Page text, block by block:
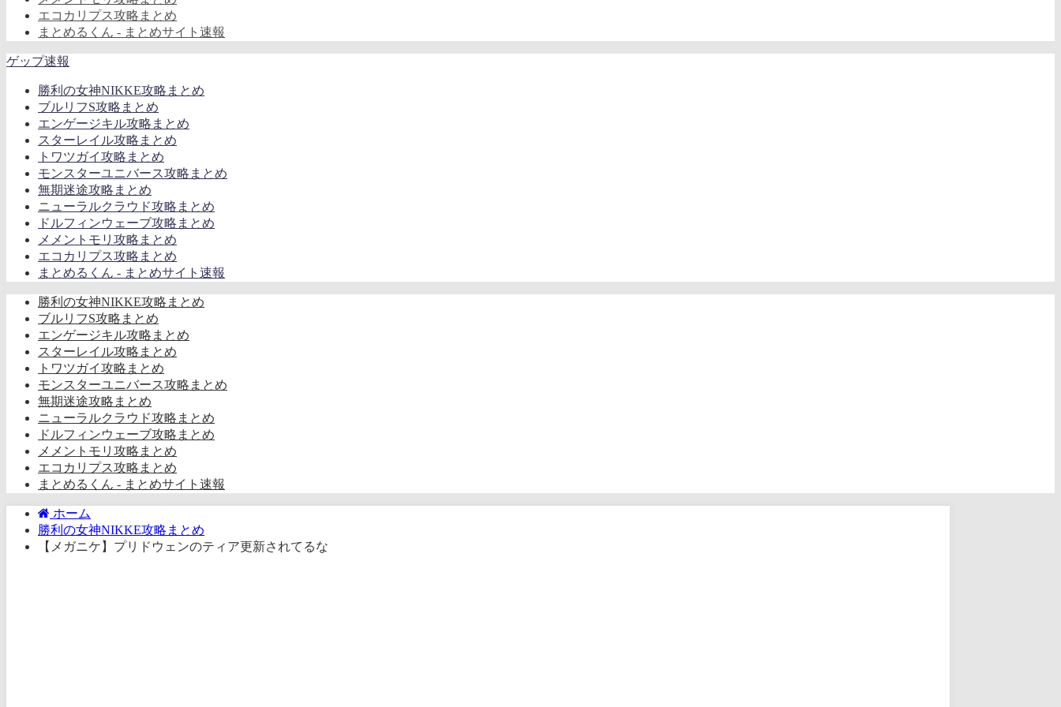
エコカリプス攻略まとめ
まとめるくん - まとめサイト速報
ゲップ速報
勝利の女神NIKKE攻略まとめ
ブルリフS攻略まとめ
エンゲージキル攻略まとめ
スターレイル攻略まとめ
トワツガイ攻略まとめ
モンスターユニバース攻略まとめ
無期迷途攻略まとめ
ニューラルクラウド攻略まとめ
ドルフィンウェーブ攻略まとめ
メメントモリ攻略まとめ
エコカリプス攻略まとめ
まとめるくん - まとめサイト速報
勝利の女神NIKKE攻略まとめ
ブルリフS攻略まとめ
エンゲージキル攻略まとめ
スターレイル攻略まとめ
トワツガイ攻略まとめ
モンスターユニバース攻略まとめ
無期迷途攻略まとめ
ニューラルクラウド攻略まとめ
ドルフィンウェーブ攻略まとめ
メメントモリ攻略まとめ
エコカリプス攻略まとめ
まとめるくん - まとめサイト速報
ホーム
勝利の女神NIKKE攻略まとめ
【メガニケ】プリドウェンのティア更新されてるな